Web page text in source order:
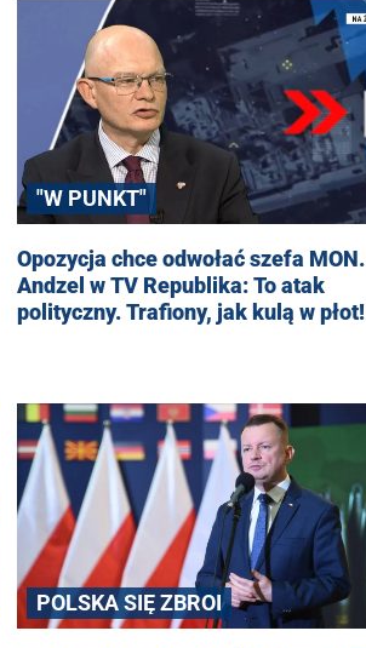
"W PUNKT"
Opozycja chce odwołać szefa MON.
Andzel w TV Republika: To atak
polityczny. Trafiony, jak kulą w płot!
POLSKA SIĘ ZBROI